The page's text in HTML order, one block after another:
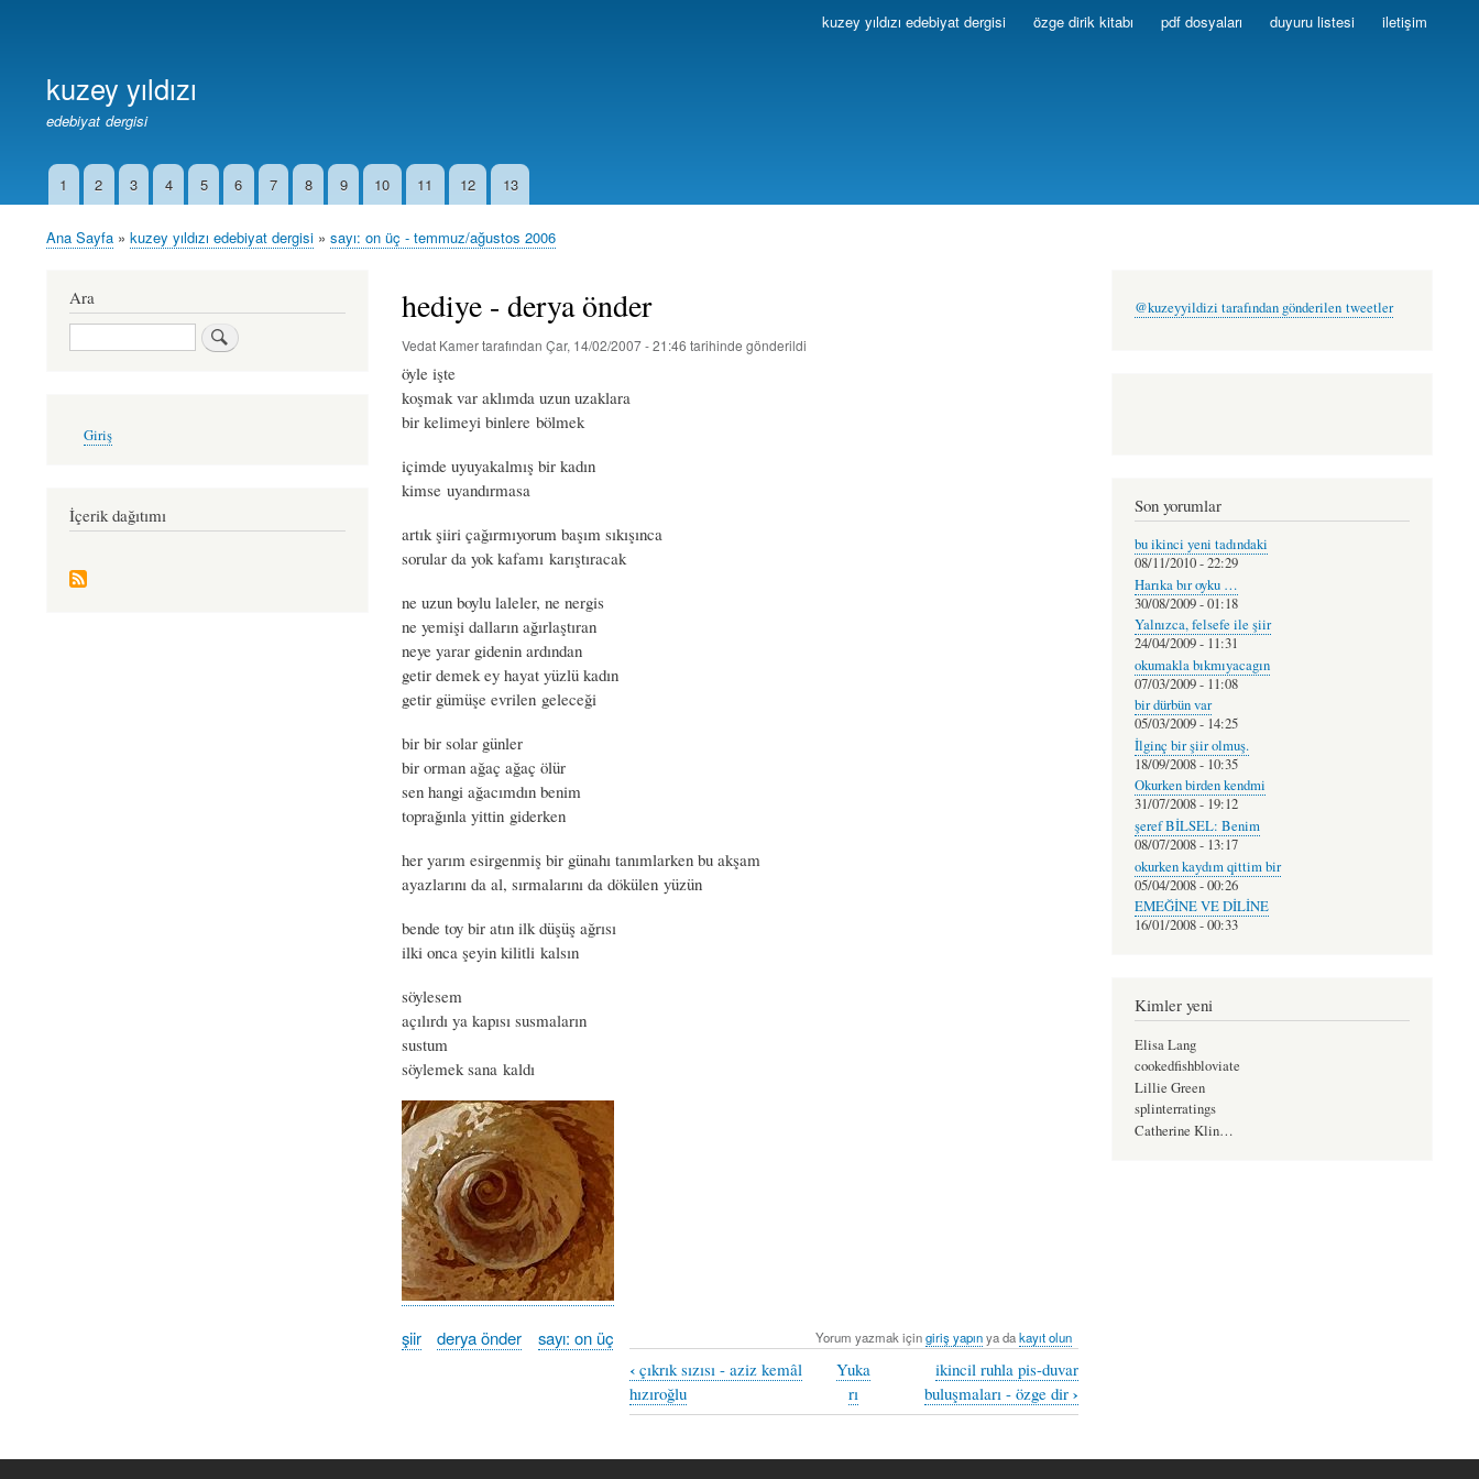
kuzey yıldızı edebiyat dergisi özge dirik kitabı pdf dosyaları duyuru listesi iletişim
kuzey yıldızı
edebiyat dergisi
İkincil1 2 3 4 5 6 7 8 9 10 11 12 13
Sayfa
Ana Sayfa kuzey yıldızı edebiyat dergisi sayı: on üç - temmuz/ağustos 2006
hediye - derya önder
Vedat Kamertarafından Çar, 14/02/2007 - 21:46 tarihinde gönderildi
öyle işte
koşmak var aklımda uzun uzaklara
bir kelimeyi binlere bölmek
içimde uyuyakalmış bir kadın
kimse uyandırmasa
artık şiiri çağırmıyorum başım sıkışınca
sorular da yok kafamı karıştıracak
ne uzun boylu laleler, ne nergis
ne yemişi dalların ağırlaştıran
neye yarar gidenin ardından
getir demek ey hayat yüzlü kadın
getir gümüşe evrilen geleceği
bir bir solar günler
bir orman ağaç ağaç ölür
sen hangi ağacımdın benim
toprağınla yittin giderken
her yarım esirgenmiş bir günahı tanımlarken bu akşam
ayazlarını da al, sırmalarını da dökülen yüzün
bende toy bir atın ilk düşüş ağrısı
ilki onca şeyin kilitli kalsın
söylesem
açılırdı ya kapısı susmaların
sustum
söylemek sana kaldı
şiir derya önder sayı: on üç Yorum yazmak içingiriş yapınya dakayıt olun
links
‹ çıkrık sızısı - aziz kemâl
hızıroğlu
Yuka
rı
ikincil ruhla pis-duvar
buluşmaları - özge dir ›
Ara
Ara
account
Giriş
İçerik dağıtımı
@kuzeyyildizi tarafından gönderilen tweetler
Son yorumlar
bu ikinci yeni tadındaki
08/11/2010 - 22:29
Harıka bır oyku …
30/08/2009 - 01:18
Yalnızca, felsefe ile şiir
24/04/2009 - 11:31
okumakla bıkmıyacagın
07/03/2009 - 11:08
bir dürbün var
05/03/2009 - 14:25
İlginç bir şiir olmuş.
18/09/2008 - 10:35
Okurken birden kendmi
31/07/2008 - 19:12
şeref BİLSEL: Benim
08/07/2008 - 13:17
okurken kaydım qittim bir
05/04/2008 - 00:26
EMEĞİNE VE DİLİNE
16/01/2008 - 00:33
Kimler yeni
Elisa Lang
cookedfishbloviate
Lillie Green
splinterratings
Catherine Klin…